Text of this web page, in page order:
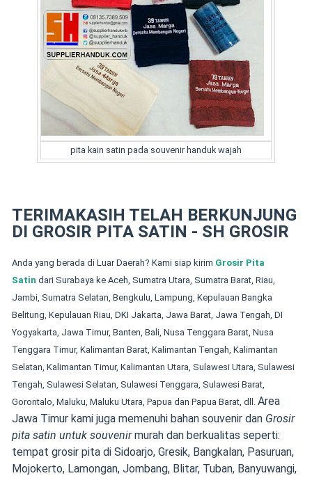
pita kain satin pada souvenir handuk wajah
TERIMAKASIH TELAH BERKUNJUNG
DI GROSIR PITA SATIN - SH GROSIR
Anda yang berada di Luar Daerah? Kami siap kirim Grosir Pita
Satin dari Surabaya ke Aceh, Sumatra Utara, Sumatra Barat, Riau,
Jambi, Sumatra Selatan, Bengkulu, Lampung, Kepulauan Bangka
Belitung, Kepulauan Riau, DKI Jakarta, Jawa Barat, Jawa Tengah, DI
Yogyakarta, Jawa Timur, Banten, Bali, Nusa Tenggara Barat, Nusa
Tenggara Timur, Kalimantan Barat, Kalimantan Tengah, Kalimantan
Selatan, Kalimantan Timur, Kalimantan Utara, Sulawesi Utara, Sulawesi
Tengah, Sulawesi Selatan, Sulawesi Tenggara, Sulawesi Barat,
Gorontalo, Maluku, Maluku Utara, Papua dan Papua Barat, dll. Area
Jawa Timur kami juga memenuhi bahan souvenir dan Grosir
pita satin untuk souvenirmurah dan berkualitas seperti:
tempat grosir pita di Sidoarjo, Gresik, Bangkalan, Pasuruan,
Mojokerto, Lamongan, Jombang, Blitar, Tuban, Banyuwangi,